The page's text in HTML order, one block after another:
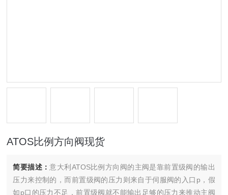
ATOS比例方向阀现货
简要描述：意大利ATOS比例方向阀的主阀是靠前置级阀的输出
压力来控制的，而前置级阀的压力则来自于伺服阀的入口p，假
如p口的压力不足，前置级阀就不能输出足够的压力来推动主阀